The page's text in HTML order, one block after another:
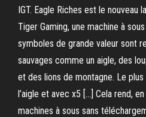
IGT. Eagle Riches est le nouveau
Tiger Gaming, une machine à
symboles de grande valeur sont
sauvages comme un aigle, des
et des lions de montagne. Le
l’aigle et avec x5 […] Cela rend,
machines à sous sans